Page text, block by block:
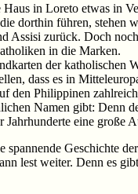
in Loreto etwas in
dorthin führen, stehen
Assisi zurück. Doch
in die Marken.
der katholischen
dass es in
den Philippinen
Namen gibt: Denn
Jahrhunderte eine große
spannende Geschichte
lest weiter. Denn es